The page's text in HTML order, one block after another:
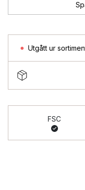
Utgått ur
FSC